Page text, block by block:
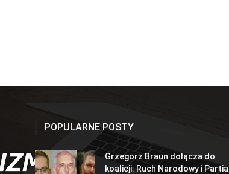
POPULARNE POSTY
Grzegorz Braun dołącza do
koalicji: Ruch Narodowy i Partia